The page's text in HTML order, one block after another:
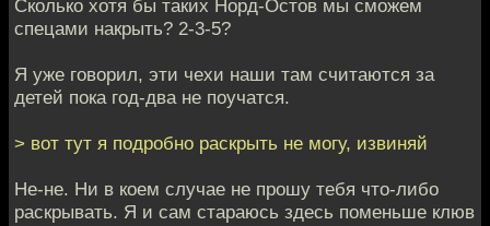
Сколько хотя бы таких Норд-Остов мы сможем
спецами накрыть? 2-3-5?
Я уже говорил, эти чехи наши там считаются за
детей пока год-два не поучатся.
> вот тут я подробно раскрыть не могу, извиняй
Не-не. Ни в коем случае не прошу тебя что-либо
раскрывать. Я и сам стараюсь здесь поменьше клюв